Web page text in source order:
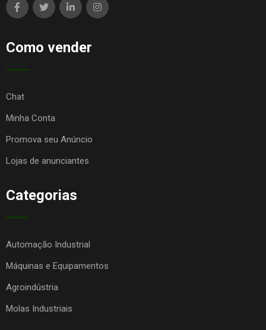
Como vender
Chat
Minha Conta
Promova seu Anúncio
Lojas de anunciantes
Categorias
Automação Industrial
Máquinas e Equipamentos
Agroindústria
Molas Industriais